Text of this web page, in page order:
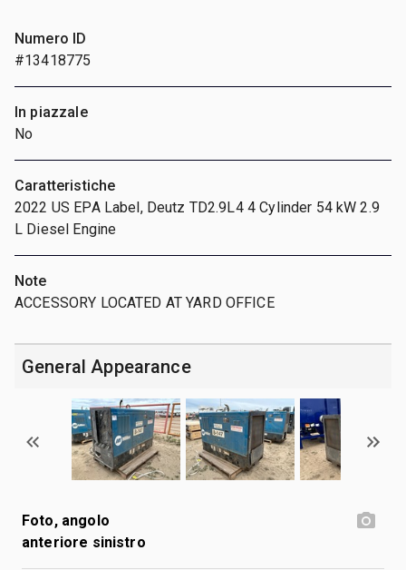
Numero ID
#13418775
In piazzale
No
Caratteristiche
2022 US EPA Label, Deutz TD2.9L4 4 Cylinder 54 kW 2.9
L Diesel Engine
Note
ACCESSORY LOCATED AT YARD OFFICE
General Appearance
Foto, angolo
anteriore sinistro